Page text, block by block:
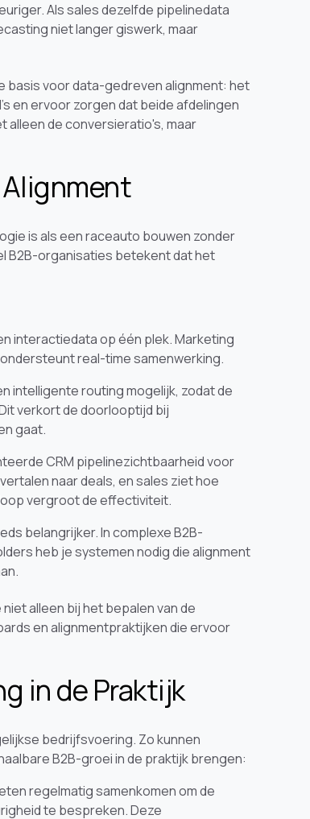
Als sales dezelfde pipelinedata
niet langer giswerk, maar
basis voor data-gedreven alignment: het
en ervoor zorgen dat beide afdelingen
alleen de conversieratio's, maar
is als een raceauto bouwen zonder
B2B-organisaties betekent dat het
interactiedata op één plek. Marketing
real-time samenwerking.
intelligente routing mogelijk, zodat de
verkort de doorlooptijd bij
gaat.
CRM pipelinezichtbaarheid voor
naar deals, en sales ziet hoe
vergroot de effectiviteit.
belangrijker. In complexe B2B-
heb je systemen nodig die alignment
alleen bij het bepalen van de
en alignmentpraktijken die ervoor
in de Praktijk
bedrijfsvoering. Zo kunnen
B2B-groei in de praktijk brengen:
regelmatig samenkomen om de
te bespreken. Deze